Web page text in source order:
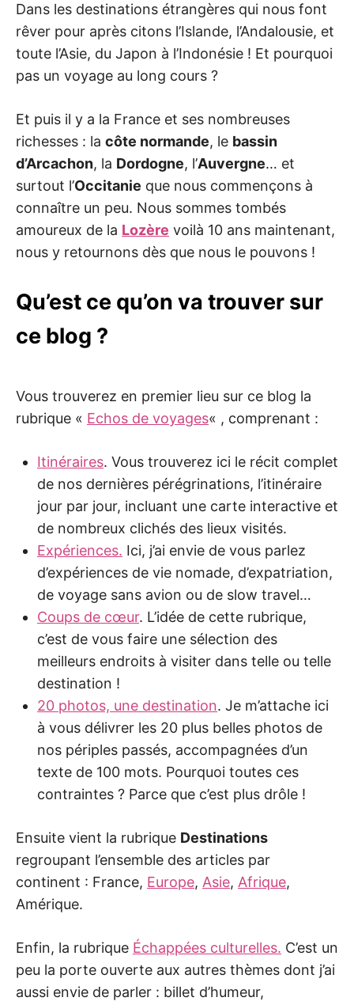
Dans les destinations étrangères qui nous font
rêver pour après citons l’Islande, l’Andalousie, et
toute l’Asie, du Japon à l’Indonésie ! Et pourquoi
pas un voyage au long cours ?
Et puis il y a la France et ses nombreuses
richesses : la côte normande, le bassin
d’Arcachon, la Dordogne, l’Auvergne… et
surtout l’Occitanie que nous commençons à
connaître un peu. Nous sommes tombés
amoureux de la Lozère voilà 10 ans maintenant,
nous y retournons dès que nous le pouvons !
Qu’est ce qu’on va trouver sur
ce blog ?
Vous trouverez en premier lieu sur ce blog la
rubrique « Echos de voyages« , comprenant :
Itinéraires. Vous trouverez ici le récit complet
de nos dernières pérégrinations, l’itinéraire
jour par jour, incluant une carte interactive et
de nombreux clichés des lieux visités.
Expériences. Ici, j’ai envie de vous parlez
d’expériences de vie nomade, d’expatriation,
de voyage sans avion ou de slow travel…
Coups de cœur. L’idée de cette rubrique,
c’est de vous faire une sélection des
meilleurs endroits à visiter dans telle ou telle
destination !
20 photos, une destination. Je m’attache ici
à vous délivrer les 20 plus belles photos de
nos périples passés, accompagnées d’un
texte de 100 mots. Pourquoi toutes ces
contraintes ? Parce que c’est plus drôle !
Ensuite vient la rubrique Destinations
regroupant l’ensemble des articles par
continent : France, Europe, Asie, Afrique,
Amérique.
Enfin, la rubrique Échappées culturelles. C’est un
peu la porte ouverte aux autres thèmes dont j’ai
aussi envie de parler : billet d’humeur,